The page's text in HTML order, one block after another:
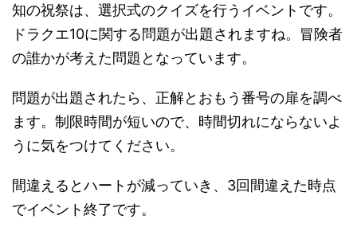
知の祝祭は、選択式のクイズを行うイベントです。
ドラクエ10に関する問題が出題されますね。冒険者
の誰かが考えた問題となっています。
問題が出題されたら、正解とおもう番号の扉を調べ
ます。制限時間が短いので、時間切れにならないよ
うに気をつけてください。
間違えるとハートが減っていき、3回間違えた時点
でイベント終了です。